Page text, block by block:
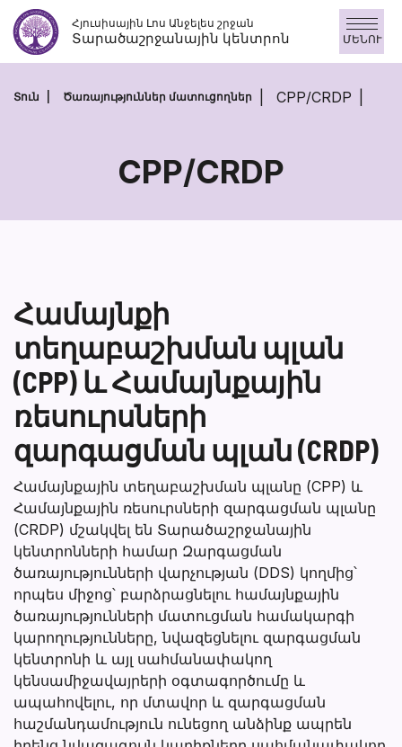
Skip
to
content
Հյուսիսային Լոս Անջելես շրջան
Տարածաշրջանային կենտրոն ՄԵՆՈՒ
Տուն Ծառայություններ մատուցողներ CPP/CRDP
CPP/CRDP
CPP/CRDP
Համայնքի
տեղաբաշխման պլան
(CPP) և Համայնքային
ռեսուրսների
զարգացման պլան (CRDP)
Համայնքային տեղաբաշխման պլանը (CPP) և
Համայնքային ռեսուրսների զարգացման պլանը
(CRDP) մշակվել են Տարածաշրջանային
կենտրոնների համար Զարգացման
ծառայությունների վարչության (DDS) կողմից՝
որպես միջոց՝ բարձրացնելու համայնքային
ծառայությունների մատուցման համակարգի
կարողությունները, նվազեցնելու զարգացման
կենտրոնի և այլ սահմանափակող
կենսամիջավայրերի օգտագործումը և
ապահովելու, որ մտավոր և զարգացման
հաշմանդամություն ունեցող անձինք ապրեն